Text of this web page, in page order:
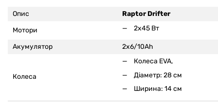
Опис
Raptor Drifter
Мотори
2x45 Вт
Акумулятор 2x6/10Ah
Колеса
Колеса EVA,
Діаметр: 28 см
Ширина: 14 см